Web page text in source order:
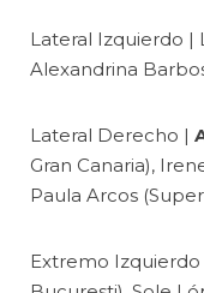
Lateral Izquierdo |
Alexandrina
Lateral Derecho |
Gran Canaria),
Paula Arcos
Extremo